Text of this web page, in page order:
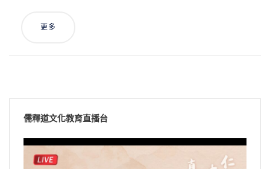
更多
儒釋道文化教育直播台